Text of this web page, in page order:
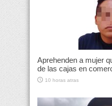
Aprehenden a mujer
de las cajas en
10 horas atras